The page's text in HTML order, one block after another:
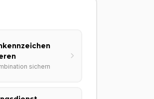
sichern